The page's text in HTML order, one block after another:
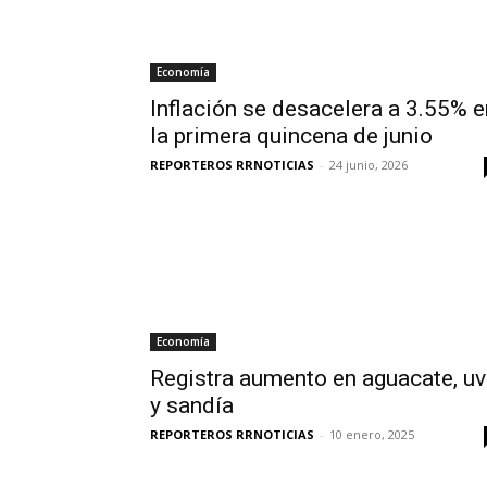
Economía
Inflación se desacelera a 3.55%
la primera quincena de junio
REPORTEROS RRNOTICIAS - 24 junio, 2026
Economía
Registra aumento en aguacate,
y sandía
REPORTEROS RRNOTICIAS - 10 enero, 2025